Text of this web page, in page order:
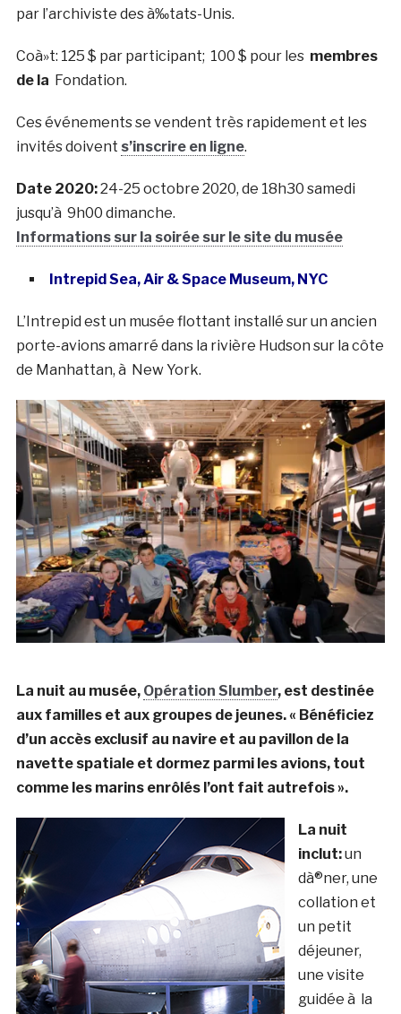
par l’archiviste des à‰tats-Unis.
Coà»t: 125 $ par participant; 100 $ pour les membres
de la Fondation.
Ces événements se vendent très rapidement et les
invités doivent s’inscrire en ligne.
Date 2020:24-25 octobre 2020, de 18h30 samedi
jusqu’à 9h00 dimanche.
Informations sur la soirée sur le site du musée
Intrepid Sea, Air & Space Museum, NYC
L’Intrepid est un musée flottant installé sur un ancien
porte-avions amarré dans la rivière Hudson sur la côte
de Manhattan, à New York.
La nuit au musée, Opération Slumber, est destinée
aux familles et aux groupes de jeunes. « Bénéficiez
d’un accès exclusif au navire et au pavillon de la
navette spatiale et dormez parmi les avions, tout
comme les marins enrôlés l’ont fait autrefois ».
La nuit
inclut:un
dà®ner, une
collation et
un petit
déjeuner,
une visite
guidée à la